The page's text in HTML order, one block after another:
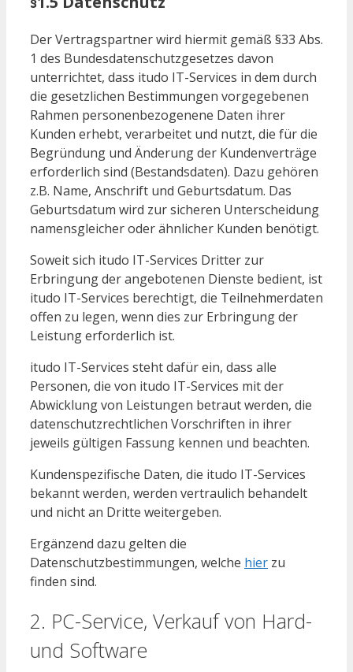
Der Vertragspartner wird hiermit gemäß §33 Abs.
1 des Bundesdatenschutzgesetzes davon
unterrichtet, dass itudo IT-Services in dem durch
die gesetzlichen Bestimmungen vorgegebenen
Rahmen personenbezogenene Daten ihrer
Kunden erhebt, verarbeitet und nutzt, die für die
Begründung und Änderung der Kundenverträge
erforderlich sind (Bestandsdaten). Dazu gehören
z.B. Name, Anschrift und Geburtsdatum. Das
Geburtsdatum wird zur sicheren Unterscheidung
namensgleicher oder ähnlicher Kunden benötigt.
Soweit sich itudo IT-Services Dritter zur
Erbringung der angebotenen Dienste bedient, ist
itudo IT-Services berechtigt, die Teilnehmerdaten
offen zu legen, wenn dies zur Erbringung der
Leistung erforderlich ist.
itudo IT-Services steht dafür ein, dass alle
Personen, die von itudo IT-Services mit der
Abwicklung von Leistungen betraut werden, die
datenschutzrechtlichen Vorschriften in ihrer
jeweils gültigen Fassung kennen und beachten.
Kundenspezifische Daten, die itudo IT-Services
bekannt werden, werden vertraulich behandelt
und nicht an Dritte weitergeben.
Ergänzend dazu gelten die
Datenschutzbestimmungen, welche hier zu
finden sind.
2. PC-Service, Verkauf von Hard-
und Software